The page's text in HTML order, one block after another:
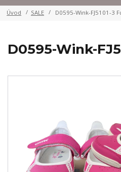
Úvod SALE D0595-Wink-FJ5101-3
D0595-Wink-